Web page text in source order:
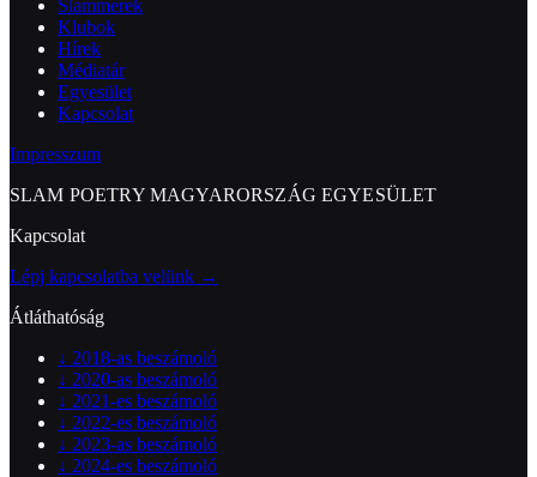
Slammerek
Klubok
Hírek
Médiatár
Egyesület
Kapcsolat
Impresszum
SLAM POETRY MAGYARORSZÁG EGYESÜLET
Kapcsolat
Lépj kapcsolatba velünk →
Átláthatóság
↓ 2018-as beszámoló
↓ 2020-as beszámoló
↓ 2021-es beszámoló
↓ 2022-es beszámoló
↓ 2023-as beszámoló
↓ 2024-es beszámoló